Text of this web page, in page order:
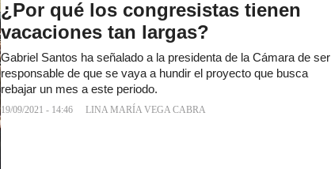
¿Por qué los congresistas tienen
vacaciones tan largas?
Gabriel Santos ha señalado a la presidenta de la Cámara de ser
responsable de que se vaya a hundir el proyecto que busca
rebajar un mes a este periodo.
19/09/2021 - 14:46 LINA MARÍA VEGA CABRA